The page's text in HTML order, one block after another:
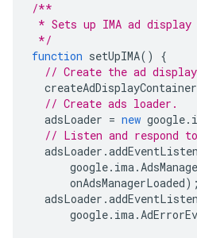
/**
* Sets up IMA ad
*/
function setUpIMA()
{
// Create the ad
createAdDisplayContainer
// Create ads loader.
adsLoader = new google.
// Listen and respond
adsLoader .
google. ima.
onAdsManagerLoaded);
adsLoader .
google. ima.